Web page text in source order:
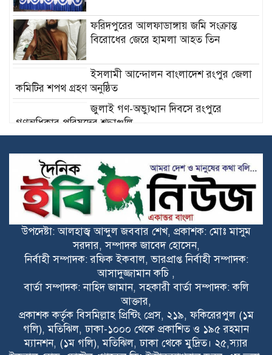
ফরিদপুরের আলফাডাঙ্গায় জমি সংক্রান্ত
বিরোধের জেরে হামলা আহত তিন
ইসলামী আন্দোলন বাংলাদেশ রংপুর জেলা
কমিটির শপথ গ্রহণ অনুষ্ঠিত
‎জুলাই গণ-অভ্যুত্থান দিবসে রংপুরে
গণঅধিকার পরিষদের শ্রদ্ধাঞ্জলি ‎
না: মুফতি সালেহ আহমাদ মুহিত ‎
মোরেলগঞ্জে জুলাই গণঅভ্যুত্থান দিবস
পালিত
মোরেলগঞ্জে জুলাই গণঅভ্যুত্থান দিবস
উপলক্ষে জামায়াতের পথসভা
হাজীগঞ্জের বেলঘরে প্রবাসী স্ত্রীর মৃত্যুকে
ঘিরে ধোঁয়াশা, পাল্টাপাল্টি অভিযোগ
উপদেষ্টা: আলহাজ্ব আব্দুল জববার শেখ, প্রকাশক: মোঃ মাসুম
সরদার, সম্পাদক জাবেদ হোসেন,
নির্বাহী সম্পাদক: রফিক ইকবাল, ভারপ্রাপ্ত নির্বাহী সম্পাদক:
আসাদুজ্জামান কচি ,
বার্তা সম্পাদক: নাহিদ জামান, সহকারী বার্তা সম্পাদক: কলি
আক্তার,
প্রকাশক কর্তৃক বিসমিল্লাহ প্রিন্টিং প্রেস, ২১৯, ফকিরেরপুল (১ম
গলি), মতিঝিল, ঢাকা-১০০০ থেকে প্রকাশিত ও ১৯৫ রহমান
ম্যানশন, (১ম গলি), মতিঝিল, ঢাকা থেকে মুদ্রিত। ২৫,স্যার